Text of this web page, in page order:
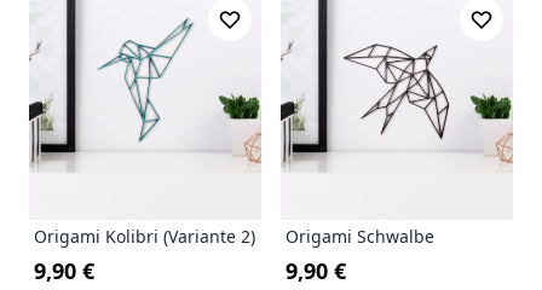
Origami Kolibri (Variante 2)
9,90 €
Origami Schwalbe
9,90 €